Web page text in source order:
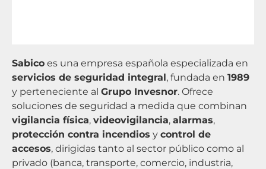
Sabico es una empresa española especializada en
servicios de seguridad integral, fundada en 1989
y perteneciente al Grupo Invesnor. Ofrece
soluciones de seguridad a medida que combinan
vigilancia física, videovigilancia, alarmas,
protección contra incendios y control de
accesos, dirigidas tanto al sector público como al
privado (banca, transporte, comercio, industria,